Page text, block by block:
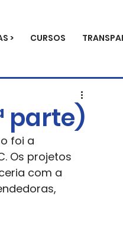
> CURSOS
parte)
foi a
Os projetos
com a